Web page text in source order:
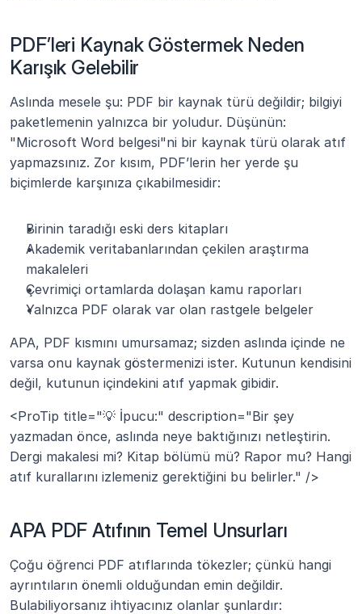
PDF’leri Kaynak Göstermek Neden
Karışık Gelebilir
Aslında mesele şu: PDF bir kaynak türü değildir; bilgiyi
paketlemenin yalnızca bir yoludur. Düşünün:
"Microsoft Word belgesi"ni bir kaynak türü olarak atıf
yapmazsınız. Zor kısım, PDF’lerin her yerde şu
biçimlerde karşınıza çıkabilmesidir:
Birinin taradığı eski ders kitapları
Akademik veritabanlarından çekilen araştırma
makaleleri
Çevrimiçi ortamlarda dolaşan kamu raporları
Yalnızca PDF olarak var olan rastgele belgeler
APA, PDF kısmını umursamaz; sizden aslında içinde ne
varsa onu kaynak göstermenizi ister. Kutunun kendisini
değil, kutunun içindekini atıf yapmak gibidir.
<ProTip title="💡 İpucu:" description="Bir şey
yazmadan önce, aslında neye baktığınızı netleştirin.
Dergi makalesi mi? Kitap bölümü mü? Rapor mu? Hangi
atıf kurallarını izlemeniz gerektiğini bu belirler." />
APA PDF Atıfının Temel Unsurları
Çoğu öğrenci PDF atıflarında tökezler; çünkü hangi
ayrıntıların önemli olduğundan emin değildir.
Bulabiliyorsanız ihtiyacınız olanlar şunlardır: